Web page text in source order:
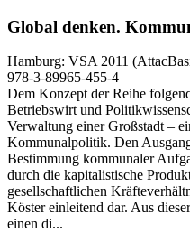
Global denken.
Hamburg: VSA 2011
978-3-89965-455-4
Dem Konzept der Reihe
Betriebswirt und
Verwaltung einer Großstadt –
Kommunalpolitik. Den
Bestimmung kommunaler
durch die kapitalistische
gesellschaftlichen
Köster einleitend dar. Aus
einen di...